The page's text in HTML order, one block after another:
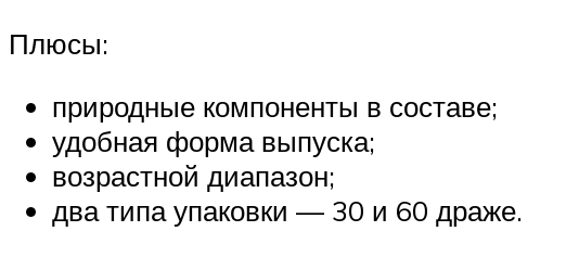
Плюсы:
природные компоненты в составе;
удобная форма выпуска;
возрастной диапазон;
два типа упаковки — 30 и 60 драже.